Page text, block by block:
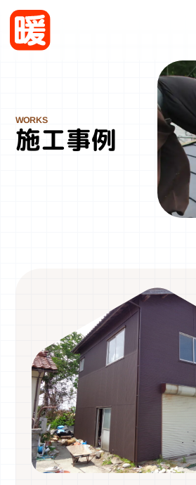
採用情報
お問い合わせ・
株式会
〒963-0101
福島県郡山市安積町日
施工事例